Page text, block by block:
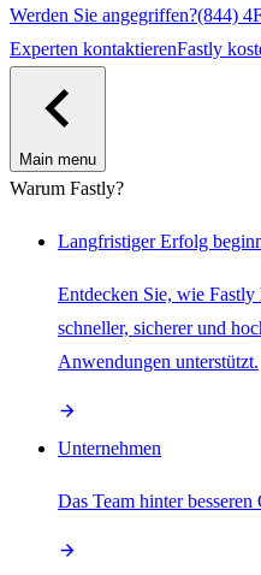
Werden Sie angegriffen?(844)
Experten kontaktierenFastly
Main menu
Warum Fastly?
Langfristiger Erfolg
Entdecken Sie, wie
schneller, sicherer und
Anwendungen unterstützt.
Unternehmen
Das Team hinter besseren